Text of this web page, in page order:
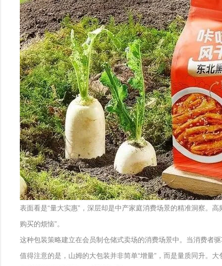
表面看是“量大实惠”，深层却是中产家庭消费场景的精准洞察。
购买的烦恼”。
这种包装策略建立在会员制仓储式卖场的消费场景中。当消费者
值得注意的是，山姆的大包装并非简单“增量”，而是量质同升。